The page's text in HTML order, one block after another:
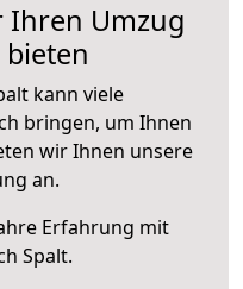
Ihren Umzug
bieten
kann viele
bringen, um Ihnen
wir Ihnen unsere
an.
Erfahrung mit
Spalt.